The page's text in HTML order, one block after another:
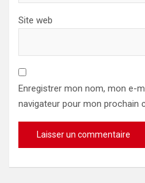
Site web
Enregistrer mon nom, mon e-
navigateur pour mon prochain